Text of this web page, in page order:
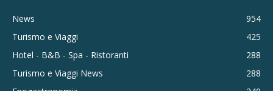
News
954
Turismo e Viaggi
425
Hotel - B&B - Spa - Ristoranti
288
Turismo e Viaggi News
288